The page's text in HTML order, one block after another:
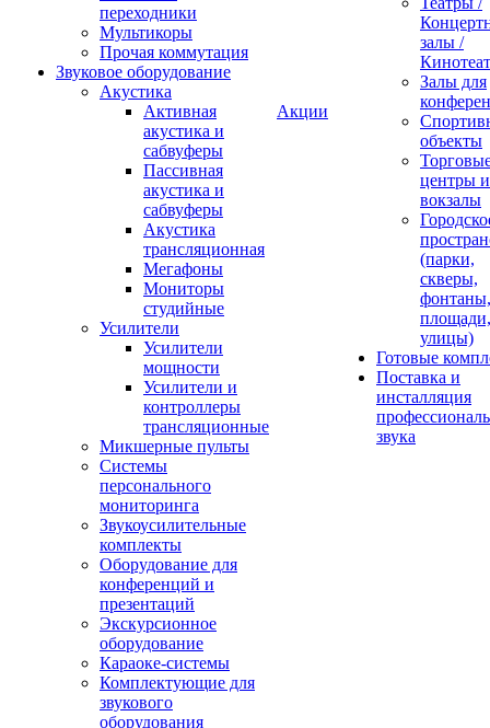
переходники
Мультикоры
Прочая коммутация
Звуковое оборудование
Акустика
Активная
акустика и
сабвуферы
Пассивная
акустика и
сабвуферы
Акустика
трансляционная
Мегафоны
Мониторы
студийные
Усилители
Усилители
мощности
Усилители и
контроллеры
трансляционные
Микшерные пульты
Системы
персонального
мониторинга
Звукоусилительные
комплекты
Оборудование для
конференций и
презентаций
Экскурсионное
оборудование
Караоке-системы
Комплектующие для
звукового
оборудования
Акции
залы /
Залы для
объекты
центры и
вокзалы
(парки,
скверы,
фонтаны,
площади,
улицы)
Готовые
Поставка и
инсталляция
звука